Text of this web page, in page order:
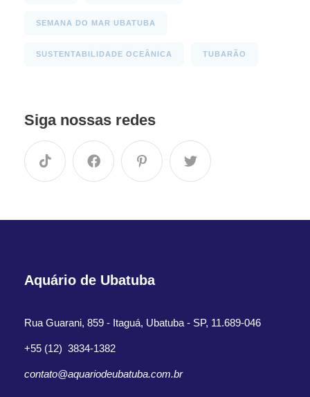
SEMANA DO MAR UBATUBA
SUSTENTABILIDADE OCEÂNICA TUBARÃO
Siga nossas redes
Aquário de Ubatuba
Rua Guarani, 859 - Itaguá, Ubatuba - SP, 11.689-046
+55 (12) 3834-1382
contato@aquariodeubatuba.com.br